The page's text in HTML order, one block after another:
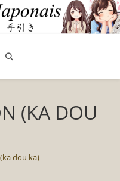
(KA DOU
dou ka)